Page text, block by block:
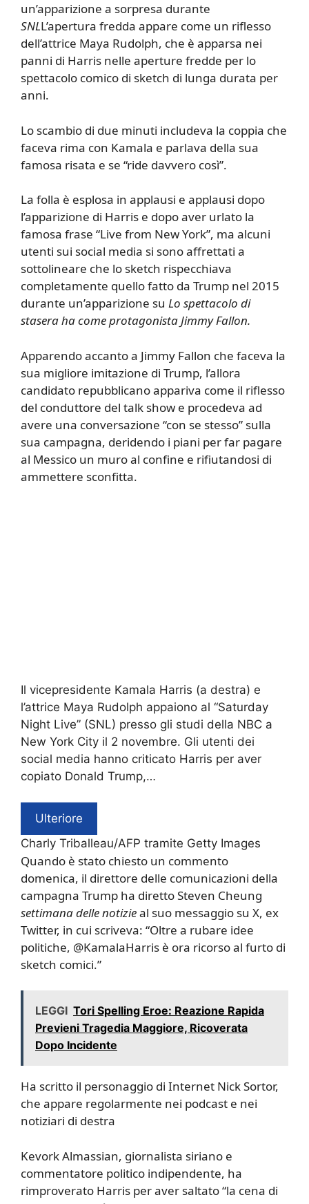
un’apparizione a sorpresa durante
SNLL’apertura fredda appare come un riflesso
dell’attrice Maya Rudolph, che è apparsa nei
panni di Harris nelle aperture fredde per lo
spettacolo comico di sketch di lunga durata per
anni.
Lo scambio di due minuti includeva la coppia che
faceva rima con Kamala e parlava della sua
famosa risata e se “ride davvero così”.
La folla è esplosa in applausi e applausi dopo
l’apparizione di Harris e dopo aver urlato la
famosa frase “Live from New York”, ma alcuni
utenti sui social media si sono affrettati a
sottolineare che lo sketch rispecchiava
completamente quello fatto da Trump nel 2015
durante un’apparizione su Lo spettacolo di
stasera ha come protagonista Jimmy Fallon.
Apparendo accanto a Jimmy Fallon che faceva la
sua migliore imitazione di Trump, l’allora
candidato repubblicano appariva come il riflesso
del conduttore del talk show e procedeva ad
avere una conversazione “con se stesso” sulla
sua campagna, deridendo i piani per far pagare
al Messico un muro al confine e rifiutandosi di
ammettere sconfitta.
Il vicepresidente Kamala Harris (a destra) e
l’attrice Maya Rudolph appaiono al “Saturday
Night Live” (SNL) presso gli studi della NBC a
New York City il 2 novembre. Gli utenti dei
social media hanno criticato Harris per aver
copiato Donald Trump,…
Ulteriore
Charly Triballeau/AFP tramite Getty Images
Quando è stato chiesto un commento
domenica, il direttore delle comunicazioni della
campagna Trump ha diretto Steven Cheung
settimana delle notizieal suo messaggio su X, ex
Twitter, in cui scriveva: “Oltre a rubare idee
politiche, @KamalaHarris è ora ricorso al furto di
sketch comici.”
LEGGI Tori Spelling Eroe: Reazione Rapida
Previeni Tragedia Maggiore, Ricoverata
Dopo Incidente
Ha scritto il personaggio di Internet Nick Sortor,
che appare regolarmente nei podcast e nei
notiziari di destra
Kevork Almassian, giornalista siriano e
commentatore politico indipendente, ha
rimproverato Harris per aver saltato “la cena di